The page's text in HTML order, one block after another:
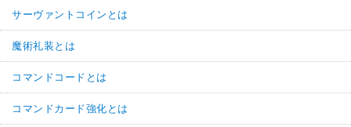
サーヴァントコインとは
魔術礼装とは
コマンドコードとは
コマンドカード強化とは